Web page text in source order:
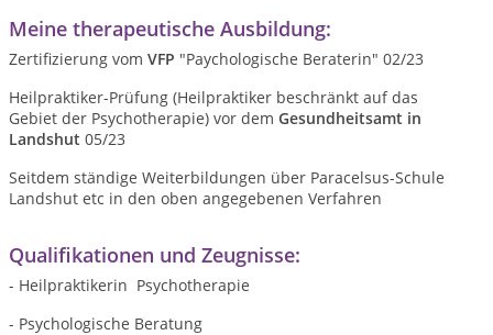
Meine therapeutische Ausbildung:
Zertifizierung vom VFP "Paychologische Beraterin" 02/23
Heilpraktiker-Prüfung (Heilpraktiker beschränkt auf das
Gebiet der Psychotherapie) vor dem Gesundheitsamt in
Landshut 05/23
Seitdem ständige Weiterbildungen über Paracelsus-Schule
Landshut etc in den oben angegebenen Verfahren
Qualifikationen und Zeugnisse:
- Heilpraktikerin Psychotherapie
- Psychologische Beratung